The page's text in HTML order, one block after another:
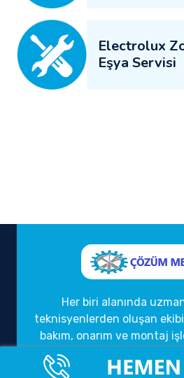
Electrolux
Eşya Servisi
Her biri alanında
teknisyenlerden oluşan
bakım, onarım ve montaj
kalite standartlarını
hizmet anlayışımızı,